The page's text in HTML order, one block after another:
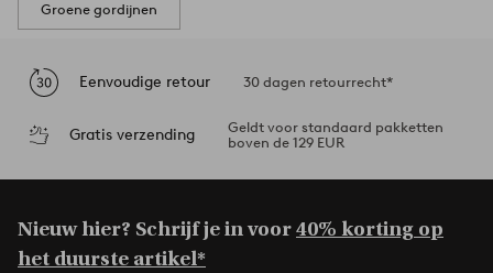
Groene gordijnen
Eenvoudige retour 30 dagen retourrecht*
Gratis verzending
Geldt voor standaard pakketten
boven de 129 EUR
Nieuw hier? Schrijf je in voor40% korting op
het duurste artikel*